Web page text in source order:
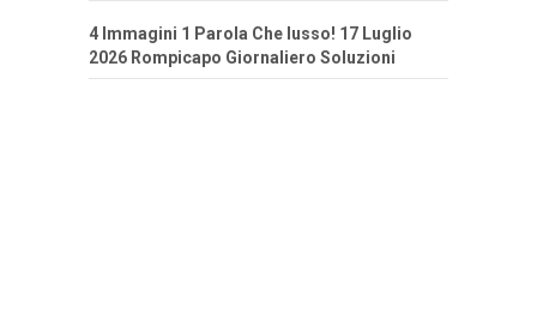
4 Immagini 1 Parola Che lusso! 17 Luglio
2026 Rompicapo Giornaliero Soluzioni